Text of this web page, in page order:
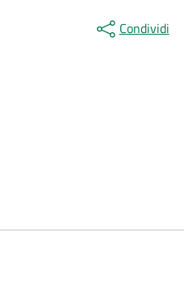
Condividi